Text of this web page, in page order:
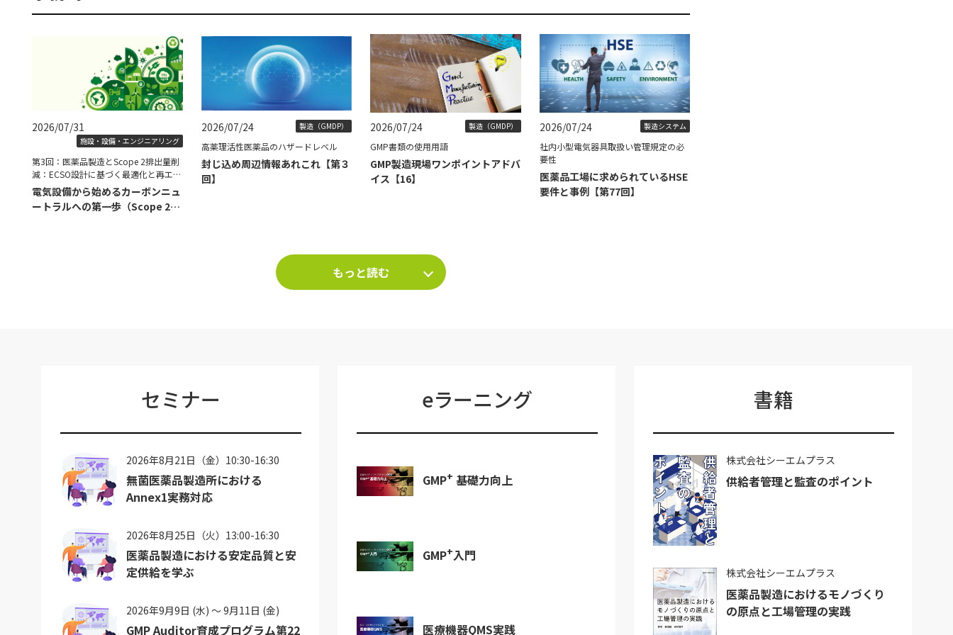
2026/07/31
施設・設備・エンジニアリング
第3回：医薬品製造とScope 2排出量削
減：ECSO設計に基づく最適化と再エネ
導入の具体策
電気設備から始めるカーボンニュ
ートラルへの第一歩（Scope 2削
2026/07/24 製造（GMDP）
高薬理活性医薬品のハザードレベル
封じ込め周辺情報あれこれ【第３
回】
2026/07/24 製造（GMDP）
GMP書類の使用用語
GMP製造現場ワンポイントアドバ
イス【16】
2026/07/24 製造システム
社内小型電気器具取扱い管理規定の必
要性
医薬品工場に求められているHSE
要件と事例【第77回】
もっと読む
セミナー
2026年8月21日（金）10:30-16:30
無菌医薬品製造所における
Annex1実務対応
2026年8月25日（火）13:00-16:30
医薬品製造における安定品質と安
定供給を学ぶ
2026年9月9日 (水) ～ 9月11日 (金)
GMP Auditor育成プログラム第22
eラーニング
GMP+ 基礎力向上
GMP+入門
医療機器QMS実践
書籍
株式会社シーエムプラス
供給者管理と監査のポイント
株式会社シーエムプラス
医薬品製造におけるモノづくり
の原点と工場管理の実践